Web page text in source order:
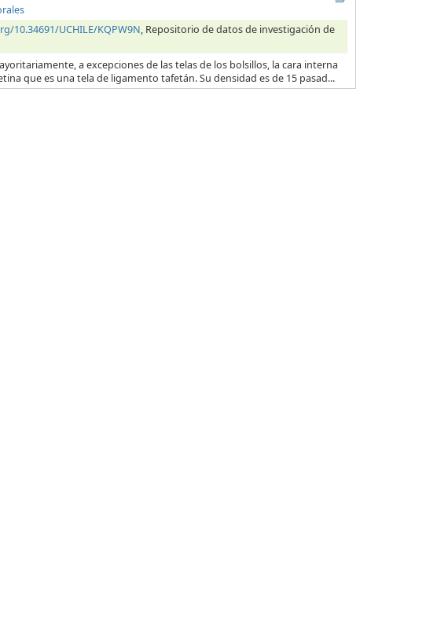
10.34691/UCHILE/KQPW9N, Repositorio de datos de investigación de
a excepciones de las telas de los bolsillos, la cara interna
que es una tela de ligamento tafetán. Su densidad es de 15 pasad...